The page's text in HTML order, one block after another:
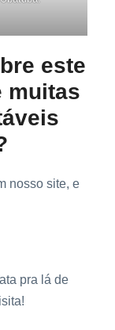
este
muitas
nosso site, e
pra lá de